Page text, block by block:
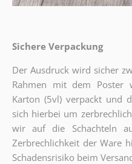
Sichere Verpackung
Der Ausdruck wird sicher
Rahmen mit dem Poster
Karton (5vl) verpackt und
sich hierbei um
wir auf die Schachteln
Zerbrechlichkeit der Ware
Schadensrisiko beim